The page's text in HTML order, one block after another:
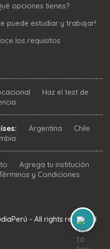
opciones tienes?
puede estudiar y trabajar!
los requisitos
Haz el test de
Argentina
Chile
Agrega tu institución
y Condiciones
- All rights reserved